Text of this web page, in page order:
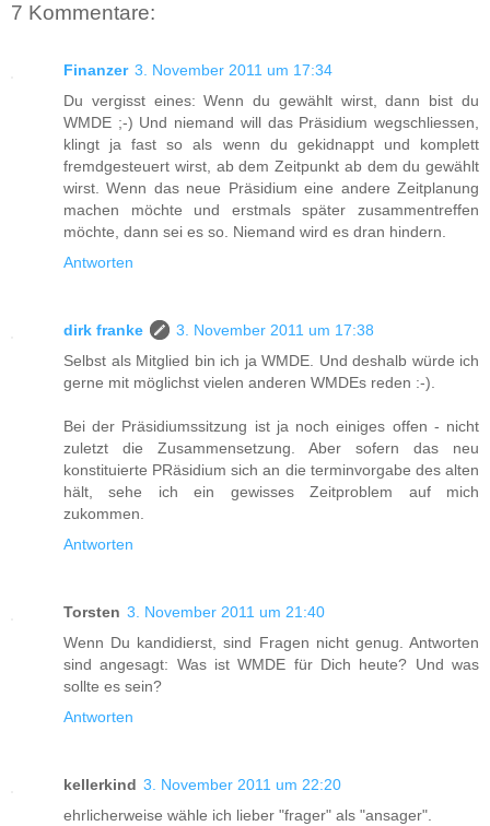
7 Kommentare:
Finanzer 3. November 2011 um 17:34
Du vergisst eines: Wenn du gewählt wirst, dann bist du
WMDE ;-) Und niemand will das Präsidium wegschliessen,
klingt ja fast so als wenn du gekidnappt und komplett
fremdgesteuert wirst, ab dem Zeitpunkt ab dem du gewählt
wirst. Wenn das neue Präsidium eine andere Zeitplanung
machen möchte und erstmals später zusammentreffen
möchte, dann sei es so. Niemand wird es dran hindern.
Antworten
dirk franke
3. November 2011 um 17:38
Selbst als Mitglied bin ich ja WMDE. Und deshalb würde ich
gerne mit möglichst vielen anderen WMDEs reden :-).
Bei der Präsidiumssitzung ist ja noch einiges offen - nicht
zuletzt die Zusammensetzung. Aber sofern das neu
konstituierte PRäsidium sich an die terminvorgabe des alten
hält, sehe ich ein gewisses Zeitproblem auf mich
zukommen.
Antworten
Torsten 3. November 2011 um 21:40
Wenn Du kandidierst, sind Fragen nicht genug. Antworten
sind angesagt: Was ist WMDE für Dich heute? Und was
sollte es sein?
Antworten
kellerkind 3. November 2011 um 22:20
ehrlicherweise wähle ich lieber "frager" als "ansager".